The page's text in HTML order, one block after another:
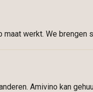
werkt. We brengen
Amivino kan